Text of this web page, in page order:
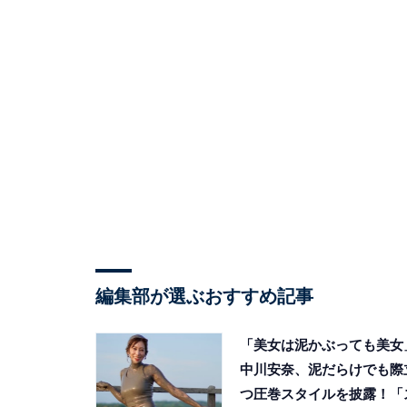
編集部が選ぶおすすめ記事
「美女は泥かぶっても美女
中川安奈、泥だらけでも際
つ圧巻スタイルを披露！「